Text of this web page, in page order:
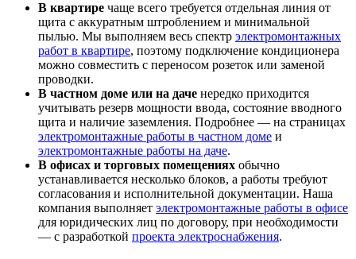
В квартире чаще всего требуется отдельная линия от
щита с аккуратным штроблением и минимальной
пылью. Мы выполняем весь спектр электромонтажных
работ в квартире, поэтому подключение кондиционера
можно совместить с переносом розеток или заменой
проводки.
В частном доме или на даче нередко приходится
учитывать резерв мощности ввода, состояние вводного
щита и наличие заземления. Подробнее — на страницах
электромонтажные работы в частном доме и
электромонтажные работы на даче.
В офисах и торговых помещениях обычно
устанавливается несколько блоков, а работы требуют
согласования и исполнительной документации. Наша
компания выполняет электромонтажные работы в офисе
для юридических лиц по договору, при необходимости
— с разработкой проекта электроснабжения.